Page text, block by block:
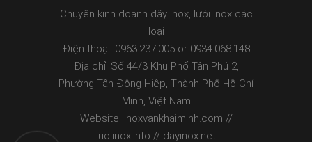
Chuyên kinh doanh dây inox, lưới inox các
loại
Điện thoại: 0963.237.005 or 0934.068.148
Địa chỉ: Số 44/3 Khu Phố Tân Phú 2,
Phường Tân Đông Hiệp, Thành Phố Hồ Chí
Minh, Việt Nam
Website: inoxvankhaiminh.com //
luoiinox.info // dayinox.net